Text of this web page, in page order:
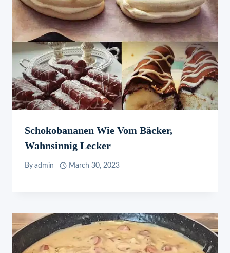
Schokobananen Wie Vom Bäcker,
Wahnsinnig Lecker
By admin March 30, 2023